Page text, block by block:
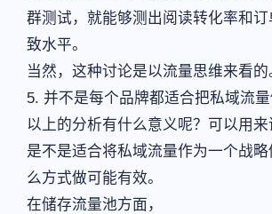
群测试，就能够测出阅读转化率和
致水平。
当然，这种讨论是以流量思维来看的
5. 并不是每个品牌都适合把私域流
以上的分析有什么意义呢？可以用
是不是适合将私域流量作为一个战
么方式做可能有效。
在储存流量池方面，